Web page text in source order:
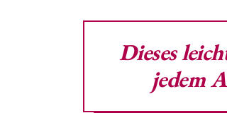
Dieses
jedem